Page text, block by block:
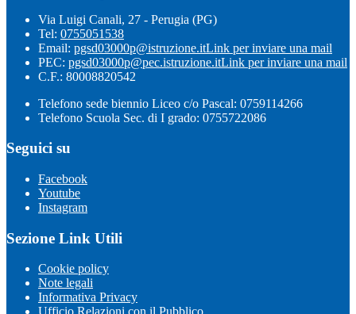
Via Luigi Canali, 27 - Perugia (PG)
Tel: 0755051538
Email: pgsd03000p@istruzione.itLink per inviare una mail
PEC: pgsd03000p@pec.istruzione.itLink per inviare una mail
C.F.: 80008820542
Telefono sede biennio Liceo c/o Pascal: 0759114266
Telefono Scuola Sec. di I grado: 0755722086
Seguici su
Facebook
Youtube
Instagram
Sezione Link Utili
Cookie policy
Note legali
Informativa Privacy